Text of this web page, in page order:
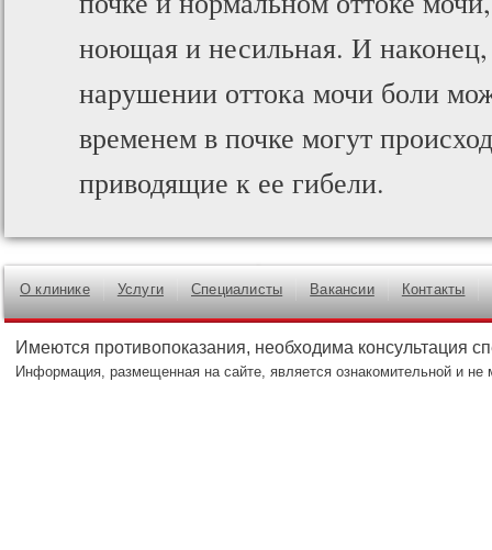
ноющая и несильная. И
нарушении оттока мочи боли
временем в почке могут
приводящие к ее гибели.
О клинике Услуги Специалисты Вакансии Контакты
Имеются противопоказания, необходима консультация
Информация, размещенная на сайте, является ознакомительной и